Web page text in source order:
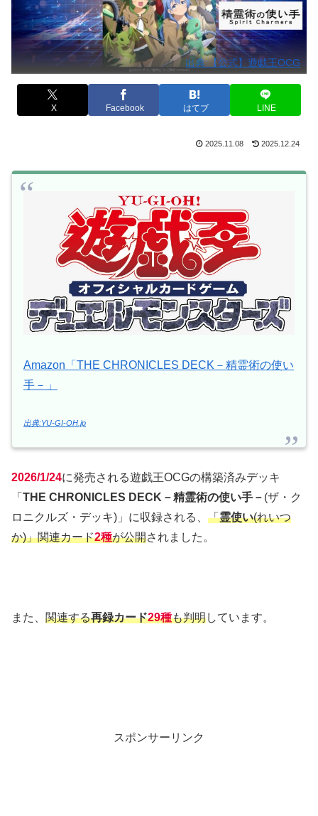
出典:【公式】遊戯王OCG
X Facebook はてブ LINE
2025.11.08 2025.12.24
Amazon「THE CHRONICLES DECK－精霊術の使い
手－」
出典:YU-GI-OH.jp
2026/1/24に発売される遊戯王OCGの構築済みデッキ
「 THE CHRONICLES DECK－精霊術の使い手－ (ザ・ク
ロニクルズ・デッキ)」に収録される、 「霊使い(れいつ
か)」関連カード2種が公開されました。
また、 関連する再録カード29種も判明しています。
スポンサーリンク